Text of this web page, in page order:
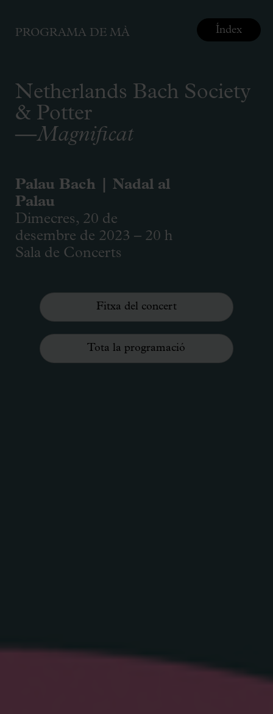
PROGRAMA DE MÀ
Netherlands Bach Society
& Potter
—Magnificat
Palau Bach | Nadal al
Palau
Dimecres, 20 de
desembre de 2023 – 20 h
Sala de Concerts
Fitxa del concert
Tota la programació
Índex